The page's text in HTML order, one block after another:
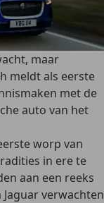
maar
meldt als eerste
met de
auto van het
worp van
in ere te
aan een reeks
verwachten